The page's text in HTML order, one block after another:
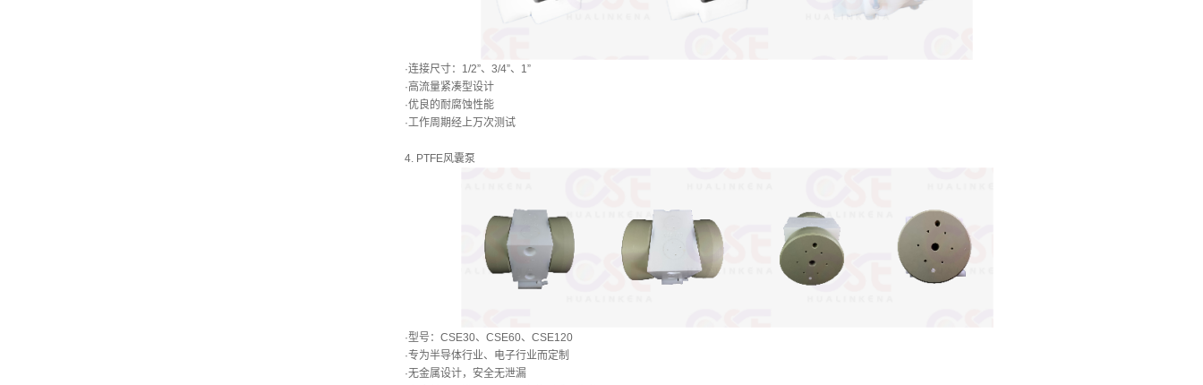
·连接尺寸：1/2”、3/4”、1”
·高流量紧凑型设计
·优良的耐腐蚀性能
·工作周期经上万次测试
4. PTFE风囊泵
·型号：CSE30、CSE60、CSE120
·专为半导体行业、电子行业而定制
·无金属设计，安全无泄漏